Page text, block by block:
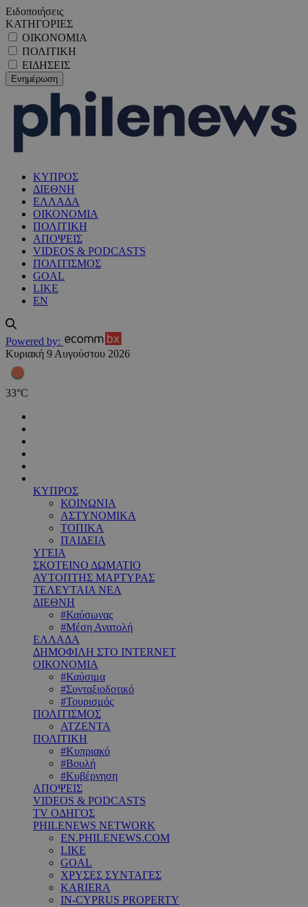
Ειδοποιήσεις
ΚΑΤΗΓΟΡΙΕΣ
ΟΙΚΟΝΟΜΙΑ
ΠΟΛΙΤΙΚΗ
ΕΙΔΗΣΕΙΣ
ΚΥΠΡΟΣ
ΔΙΕΘΝΗ
ΕΛΛΑΔΑ
ΟΙΚΟΝΟΜΙΑ
ΠΟΛΙΤΙΚΗ
ΑΠΟΨΕΙΣ
VIDEOS & PODCASTS
ΠΟΛΙΤΙΣΜΟΣ
GOAL
LIKE
EN
Powered by:
Κυριακή 9 Αυγούστου 2026
33°C
ΚΥΠΡΟΣ
ΚΟΙΝΩΝΙΑ
ΑΣΤΥΝΟΜΙΚΑ
ΤΟΠΙΚΑ
ΠΑΙΔΕΙΑ
ΥΓΕΙΑ
ΣΚΟΤΕΙΝΟ ΔΩΜΑΤΙΟ
ΑΥΤΟΠΤΗΣ ΜΑΡΤΥΡΑΣ
ΤΕΛΕΥΤΑΙΑ ΝΕΑ
ΔΙΕΘΝΗ
#Καύσωνας
#Μέση Ανατολή
ΕΛΛΑΔΑ
ΔΗΜΟΦΙΛΗ ΣΤΟ INTERNET
ΟΙΚΟΝΟΜΙΑ
#Καύσιμα
#Συνταξιοδοτικό
#Τουρισμός
ΠΟΛΙΤΙΣΜΟΣ
ΑΤΖΕΝΤΑ
ΠΟΛΙΤΙΚΗ
#Κυπριακό
#Βουλή
#Κυβέρνηση
ΑΠΟΨΕΙΣ
VIDEOS & PODCASTS
TV ΟΔΗΓΟΣ
PHILENEWS NETWORK
EN.PHILENEWS.COM
LIKE
GOAL
ΧΡΥΣΕΣ ΣΥΝΤΑΓΕΣ
KARIERA
IN-CYPRUS PROPERTY